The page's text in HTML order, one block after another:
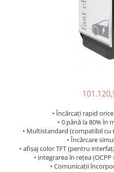
Convertoare de tensiune
Sisteme de stocare energie
LiFePO4
Pachete complete stocare
Sisteme de Stocare Comerciale
• Încărcați rapid
• 0 până la 80% în
• Multistandard (compatibil cu
• Încărcare
• afișaj color TFT (pentru
• integrarea în rețea
• Comunicații